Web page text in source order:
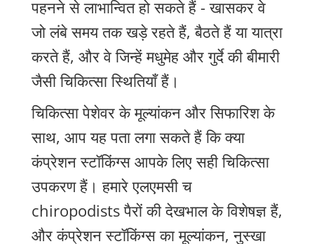
पहनने से लाभान्वित हो सकते हैं - खासकर वे
जो लंबे समय तक खड़े रहते हैं, बैठते हैं या यात्रा
करते हैं, और वे जिन्हें मधुमेह और गुर्दे की बीमारी
जैसी चिकित्सा स्थितियाँ हैं।
चिकित्सा पेशेवर के मूल्यांकन और सिफारिश के
साथ, आप यह पता लगा सकते हैं कि क्या
कंप्रेशन स्टॉकिंग्स आपके लिए सही चिकित्सा
उपकरण हैं। हमारे एलएमसी च
chiropodists पैरों की देखभाल के विशेषज्ञ हैं,
और कंप्रेशन स्टॉकिंग्स का मूल्यांकन, नुस्खा